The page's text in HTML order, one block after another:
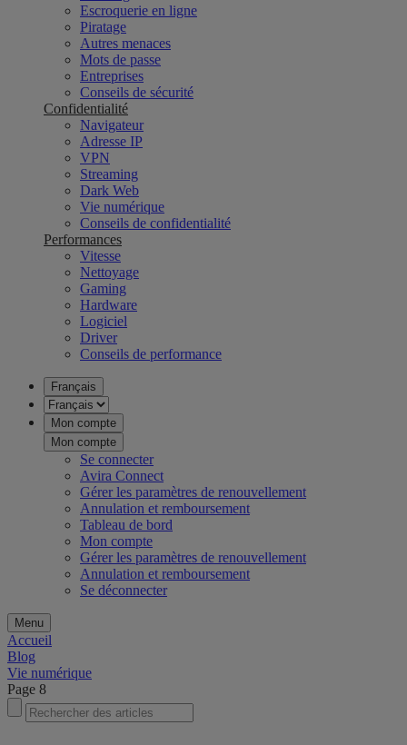
Escroquerie en ligne
Piratage
Autres menaces
Mots de passe
Entreprises
Conseils de sécurité
Confidentialité
Navigateur
Adresse IP
VPN
Streaming
Dark Web
Vie numérique
Conseils de confidentialité
Performances
Vitesse
Nettoyage
Gaming
Hardware
Logiciel
Driver
Conseils de performance
Français
Mon compte
Mon compte
Se connecter
Avira Connect
Gérer les paramètres de renouvellement
Annulation et remboursement
Tableau de bord
Mon compte
Gérer les paramètres de renouvellement
Annulation et remboursement
Se déconnecter
Menu
Accueil
Blog
Vie numérique
Page 8